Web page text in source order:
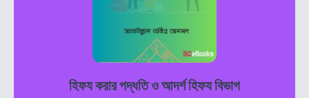
হিফয করার পদ্ধতি ও আদর্শ হিফয বিভাগ